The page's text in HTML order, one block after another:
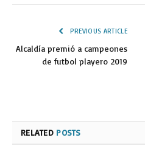
PREVIOUS ARTICLE
Alcaldía premió a campeones
de futbol playero 2019
RELATED POSTS